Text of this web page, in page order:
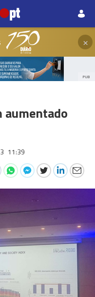
×
PUB
aumentado
11:39